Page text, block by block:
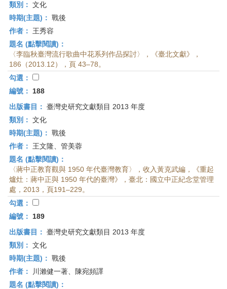
類別： 文化
時期(主題)： 戰後
作者：
王秀容
題名 (點擊閱讀)：
〈李臨秋臺灣流行歌曲中花系列作品探討〉，《臺北文獻》，
186（2013.12），頁 43–78。
勾選：
編號：
188
出版書目： 臺灣史研究文獻類目 2013 年度
類別： 文化
時期(主題)： 戰後
作者：
王文隆、管美蓉
題名 (點擊閱讀)：
〈蔣中正教育觀與 1950 年代臺灣教育〉，收入黃克武編，《重起
爐灶：蔣中正與 1950 年代的臺灣》，臺北：國立中正紀念堂管理
處，2013，頁191–229。
勾選：
編號：
189
出版書目： 臺灣史研究文獻類目 2013 年度
類別： 文化
時期(主題)： 戰後
作者：
川瀨健一著、陳宛頻譯
題名 (點擊閱讀)：